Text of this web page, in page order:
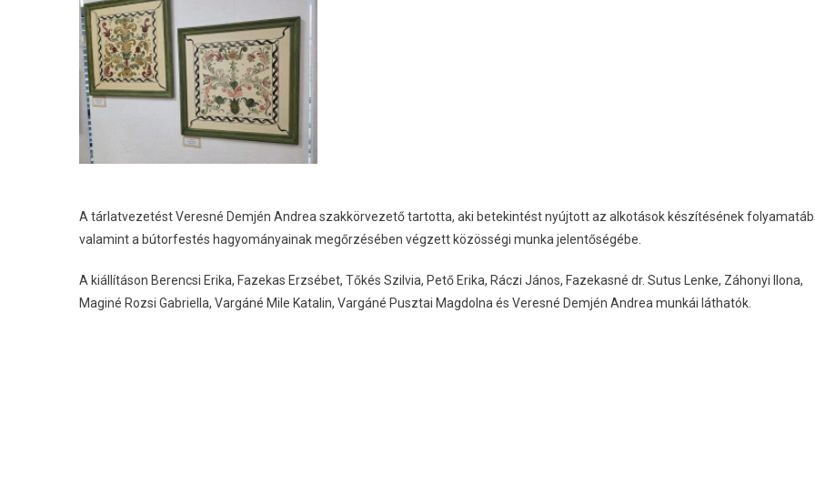
A tárlatvezetést Veresné Demjén Andrea szakkörvezető tartotta, aki betekintést nyújtott az alkotások készítésének
valamint a bútorfestés hagyományainak megőrzésében végzett közösségi munka jelentőségébe.
A kiállításon Berencsi Erika, Fazekas Erzsébet, Tőkés Szilvia, Pető Erika, Ráczi János, Fazekasné dr. Sutus Lenke, Záhonyi Ilona,
Maginé Rozsi Gabriella, Vargáné Mile Katalin, Vargáné Pusztai Magdolna és Veresné Demjén Andrea munkái láthatók.